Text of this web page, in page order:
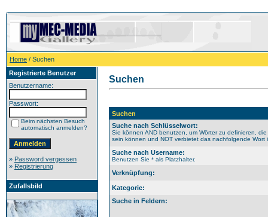
Home / Suchen
Registrierte Benutzer
Benutzername:
Passwort:
Beim nächsten Besuch
automatisch anmelden?
» Password vergessen
» Registrierung
Zufallsbild
Suchen
Suchen
Suche nach Schlüsselwort:
Sie können AND benutzen, um Wörter zu definieren,
sein können und NOT verbietet das nachfolgende Wort
Suche nach Username:
Benutzen Sie * als Platzhalter.
Verknüpfung:
Kategorie:
Suche in Feldern: